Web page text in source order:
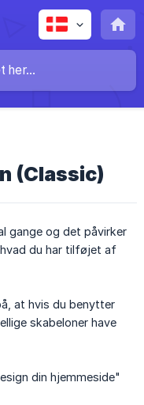
(Classic)
gange og det påvirker
du har tilføjet af
at hvis du benytter
skabeloner have
din hjemmeside"